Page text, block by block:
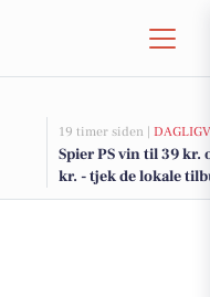
19 timer siden |
Spier PS vin til 39 kr.
kr. - tjek de lokale